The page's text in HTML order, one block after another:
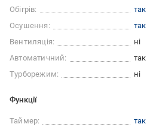
Обігрів:
так
Осушення:
так
Вентиляція:
ні
Автоматичний:
так
Турборежим:
ні
Функції
Таймер:
так